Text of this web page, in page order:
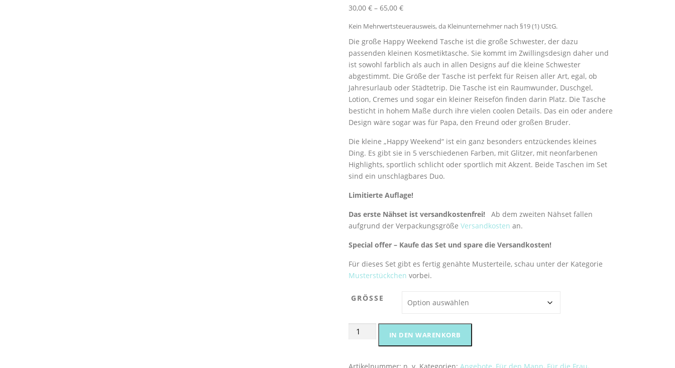
30,00€ –65,00€
Kein Mehrwertsteuerausweis, da Kleinunternehmer nach §19 (1) UStG.
Die große Happy Weekend Tasche ist die große Schwester, der dazu
passenden kleinen Kosmetiktasche. Sie kommt im Zwillingsdesign daher und
ist sowohl farblich als auch in allen Designs auf die kleine Schwester
abgestimmt. Die Größe der Tasche ist perfekt für Reisen aller Art, egal, ob
Jahresurlaub oder Städtetrip. Die Tasche ist ein Raumwunder, Duschgel,
Lotion, Cremes und sogar ein kleiner Reisefön finden darin Platz. Die Tasche
besticht in hohem Maße durch ihre vielen coolen Details. Das ein oder andere
Design wäre sogar was für Papa, den Freund oder großen Bruder.
Die kleine „Happy Weekend“ ist ein ganz besonders entzückendes kleines
Ding. Es gibt sie in 5 verschiedenen Farben, mit Glitzer, mit neonfarbenen
Highlights, sportlich schlicht oder sportlich mit Akzent. Beide Taschen im Set
sind ein unschlagbares Duo.
Limitierte Auflage!
Das erste Nähset ist versandkostenfrei! Ab dem zweiten Nähset fallen
aufgrund der VerpackungsgrößeVersandkosten an.
Special offer – Kaufe das Set und spare die Versandkosten!
Für dieses Set gibt es fertig genähte Musterteile, schau unter der Kategorie
Musterstückchen vorbei.
GRÖSSE
Nähset
Sport
IN DEN WARENKORB